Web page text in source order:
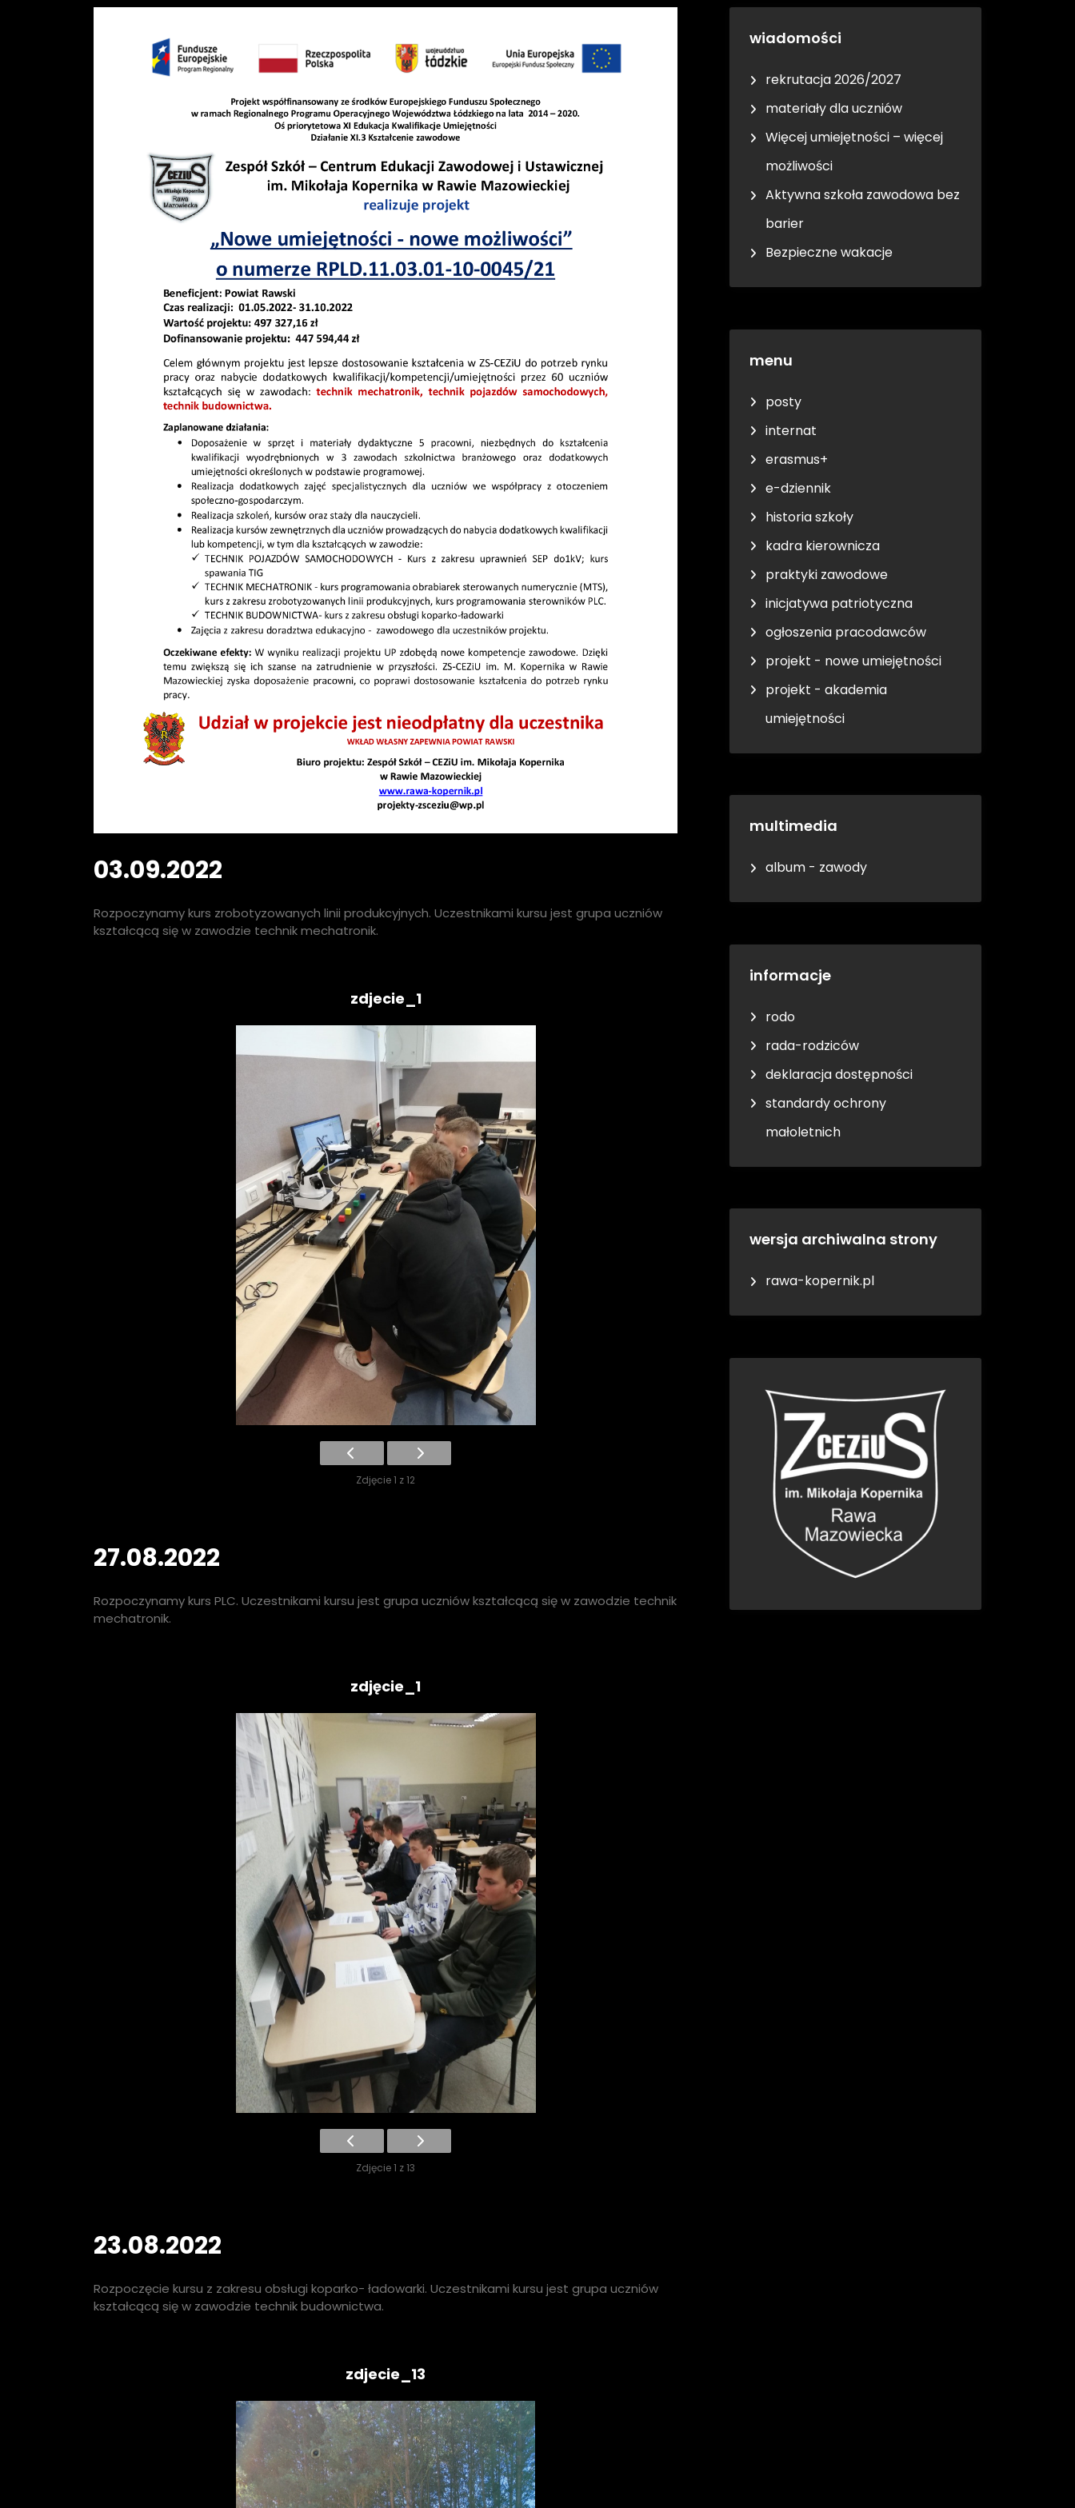
03.09.2022
Rozpoczynamy kurs zrobotyzowanych linii produkcyjnych. Uczestnikami kursu jest grupa uczniów
kształcącą się w zawodzie technik mechatronik.
zdjecie_1
Zdjęcie 1 z 12
27.08.2022
Rozpoczynamy kurs PLC. Uczestnikami kursu jest grupa uczniów kształcącą się w zawodzie technik
mechatronik.
zdjęcie_1
Zdjęcie 1 z 13
23.08.2022
Rozpoczęcie kursu z zakresu obsługi koparko- ładowarki. Uczestnikami kursu jest grupa uczniów
kształcącą się w zawodzie technik budownictwa.
zdjecie_13
wiadomości
rekrutacja 2026/2027
materiały dla uczniów
Więcej umiejętności – więcej
możliwości
Aktywna szkoła zawodowa bez
barier
Bezpieczne wakacje
menu
posty
internat
erasmus+
e-dziennik
historia szkoły
kadra kierownicza
praktyki zawodowe
inicjatywa patriotyczna
ogłoszenia pracodawców
projekt - nowe umiejętności
projekt - akademia
umiejętności
multimedia
album - zawody
informacje
rodo
rada-rodziców
deklaracja dostępności
standardy ochrony
małoletnich
wersja archiwalna strony
rawa-kopernik.pl